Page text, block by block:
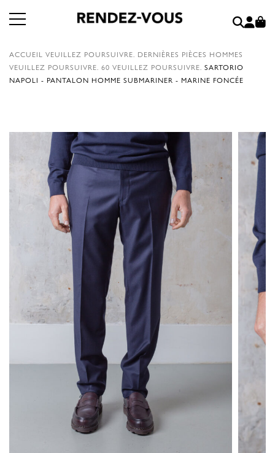
ACCUEIL VEUILLEZ POURSUIVRE. DERNIÈRES PIÈCES HOMMES
VEUILLEZ POURSUIVRE. 60 VEUILLEZ POURSUIVRE. SARTORIO
NAPOLI - PANTALON HOMME SUBMARINER - MARINE FONCÉE